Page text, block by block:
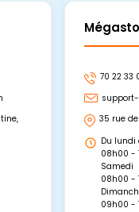
70 22 33
35 rue
Du lundi
08h00 -
Samedi
08h00 -
09h00 -